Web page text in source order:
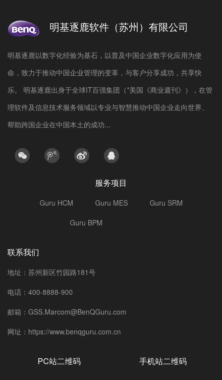
明基逐鹿软件（苏州）有限公司
明基逐鹿以数字化经验为基石，以普及中国企业数字化应用为使
命，致力于推动中国企业管理的变革，与客户分享成功，共享快
乐。 明基逐鹿出身于全球IT百强集团（*美国《商业週刊》），在管
理软件及信息技术服务领域以专业与智慧推动中国企业走向世界、
帮助跨国企业在中国本土的成功...
服务项目
Guru HCM Guru MES
Guru SRM
Guru BPM
联系我们
地址：苏州新区竹园路181号
电话：400-8888-900
邮箱：GSS.Marcom@BenQGuru.com
网址：https://www.benqguru.com.cn
PC站二维码 手机站二维码